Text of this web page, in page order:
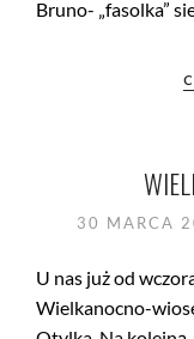
Bruno- „fasolka”
30 MARCA
U nas już od
Wielkanocno-